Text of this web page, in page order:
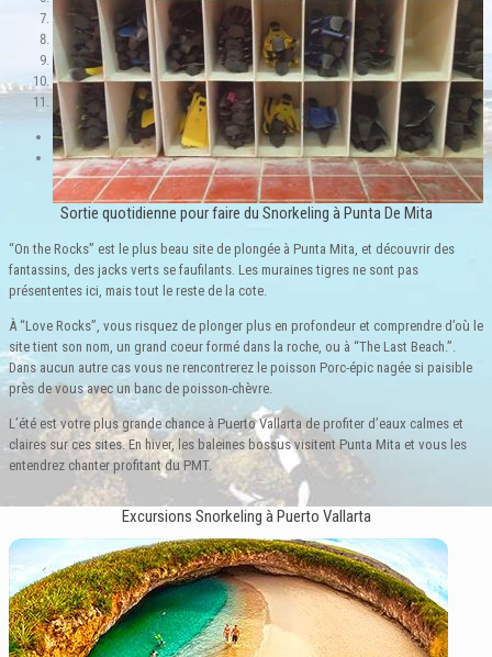
8
10
11
Previous
Next
Sortie quotidienne pour faire du Snorkeling à Punta De Mita
“On the Rocks” est le plus beau site de plongée à Punta Mita, et découvrir des
fantassins, des jacks verts se faufilants. Les muraines tigres ne sont pas
présententes ici, mais tout le reste de la cote.
À “Love Rocks”, vous risquez de plonger plus en profondeur et comprendre d’où le
site tient son nom, un grand coeur formé dans la roche, ou à “The Last Beach.”.
Dans aucun autre cas vous ne rencontrerez le poisson Porc-épic nagée si paisible
près de vous avec un banc de poisson-chèvre.
L’été est votre plus grande chance à Puerto Vallarta de profiter d’eaux calmes et
claires sur ces sites. En hiver, les baleines bossus visitent Punta Mita et vous les
entendrez chanter profitant du PMT.
Excursions Snorkeling à Puerto Vallarta